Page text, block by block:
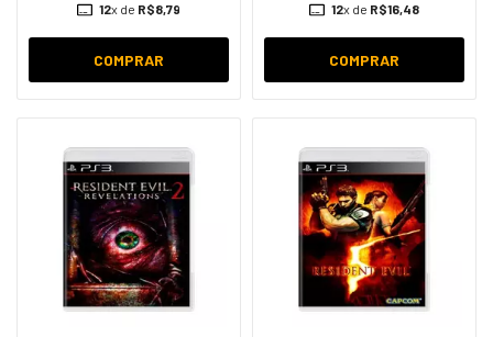
12x de R$8,79
COMPRAR
12x de R$16,48
COMPRAR